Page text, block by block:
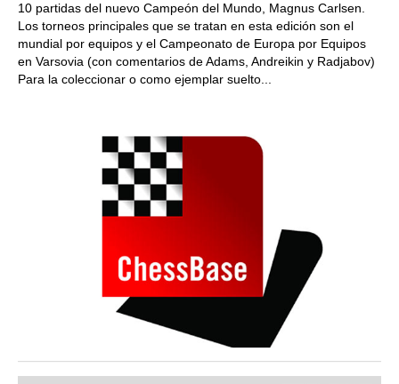
10 partidas del nuevo Campeón del Mundo, Magnus Carlsen.
Los torneos principales que se tratan en esta edición son el
mundial por equipos y el Campeonato de Europa por Equipos
en Varsovia (con comentarios de Adams, Andreikin y Radjabov)
Para la coleccionar o como ejemplar suelto...